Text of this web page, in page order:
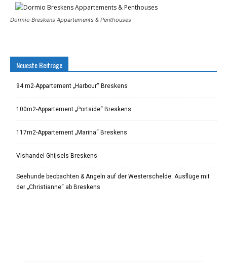
Dormio Breskens Appartements & Penthouses
Neueste Beiträge
94 m2-Appartement „Harbour“ Breskens
100m2-Appartement „Portside“ Breskens
117m2-Appartement „Marina“ Breskens
Vishandel Ghijsels Breskens
Seehunde beobachten & Angeln auf der Westerschelde: Ausflüge mit
der „Christianne“ ab Breskens